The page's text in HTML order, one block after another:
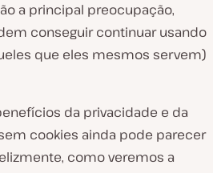
a principal preocupação,
conseguir continuar usando
que eles mesmos servem)
da privacidade e da
cookies ainda pode parecer
como veremos a